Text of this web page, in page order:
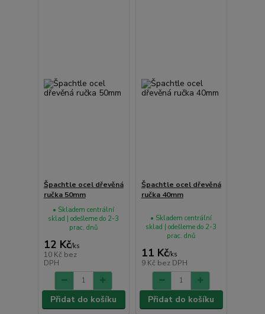
Špachtle ocel dřevěná
ručka 50mm
12 Kč/ks
10 Kč bez
DPH
• Skladem centrální
sklad | odešleme do 2-3
prac. dnů
Přidat do košíku
Špachtle ocel dřevěná
ručka 40mm
11 Kč/ks
9 Kč bez DPH
• Skladem centrální
sklad | odešleme do 2-3
prac. dnů
Přidat do košíku